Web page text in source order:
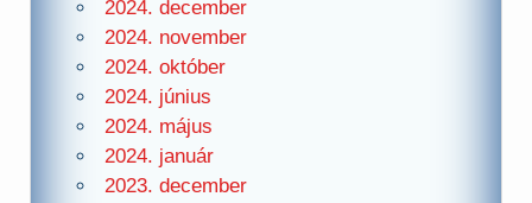
2024. december
2024. november
2024. október
2024. június
2024. május
2024. január
2023. december